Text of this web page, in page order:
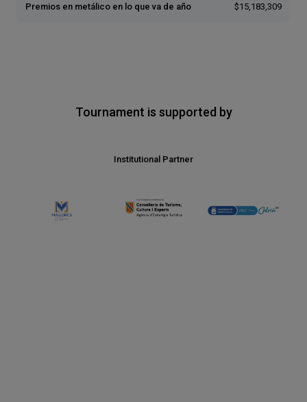
Premios en metálico en lo que va de año $15,183,309
Tournament is supported by
Institutional Partner